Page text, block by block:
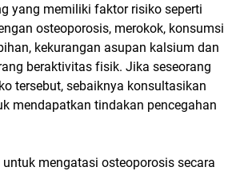
yang memiliki faktor risiko seperti
osteoporosis, merokok, konsumsi
kekurangan asupan kalsium dan
beraktivitas fisik. Jika seseorang
tersebut, sebaiknya konsultasikan
mendapatkan tindakan pencegahan
mengatasi osteoporosis secara